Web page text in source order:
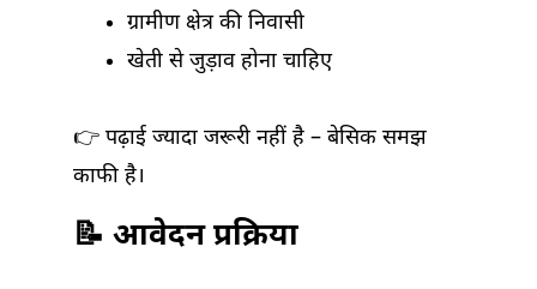
ग्रामीण क्षेत्र की निवासी
खेती से जुड़ाव होना चाहिए
👉 पढ़ाई ज्यादा जरूरी नहीं है – बेसिक समझ
काफी है।
📝 आवेदन प्रक्रिया